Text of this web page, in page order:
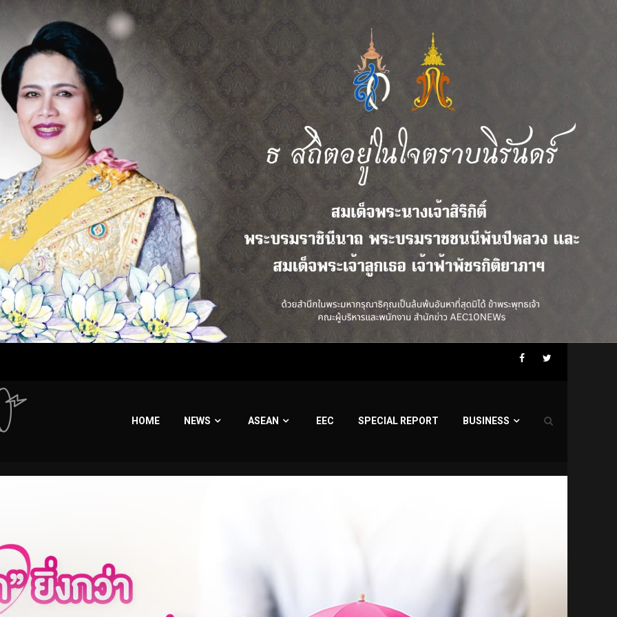
Facebook
Twitter
HOME NEWS ASEAN EEC SPECIAL REPORT BUSINESS